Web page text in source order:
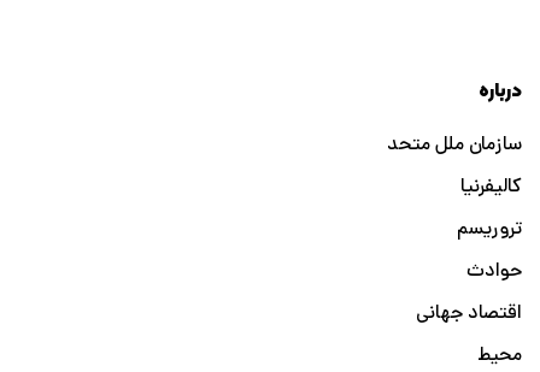
درباره
سازمان ملل متحد
کالیفرنیا
تروریسم
حوادث
اقتصاد جهانی
محیط